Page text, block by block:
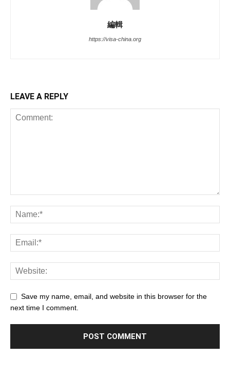
編輯
https://visa-china.org
LEAVE A REPLY
Save my name, email, and website in this browser for the
next time I comment.